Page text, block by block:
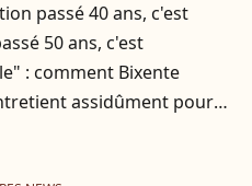
passé 40 ans, c'est
50 ans, c'est
: comment Bixente
assidûment pour
56 ans ?